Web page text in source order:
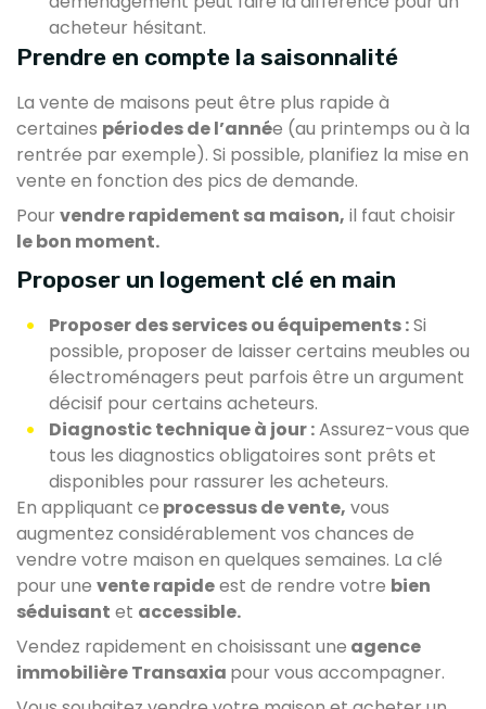
acheteur hésitant.
Prendre en compte la saisonnalité
La vente de maisons peut être plus rapide à
certaines périodes de l’année (au printemps ou à la
rentrée par exemple). Si possible, planifiez la mise en
vente en fonction des pics de demande.
Pour vendre rapidement sa maison, il faut choisir
le bon moment.
Proposer un logement clé en main
Proposer des services ou équipements :Si
possible, proposer de laisser certains meubles ou
électroménagers peut parfois être un argument
décisif pour certains acheteurs.
Diagnostic technique à jour :Assurez-vous que
tous les diagnostics obligatoires sont prêts et
disponibles pour rassurer les acheteurs.
En appliquant ce processus de vente, vous
augmentez considérablement vos chances de
vendre votre maison en quelques semaines. La clé
pour une vente rapideest de rendre votre bien
séduisant et accessible.
Vendez rapidement en choisissant une agence
immobilière Transaxia pour vous accompagner.